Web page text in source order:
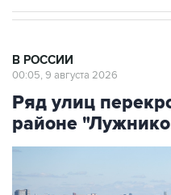
В РОССИИ
00:05, 9 августа 2026
Ряд улиц
районе